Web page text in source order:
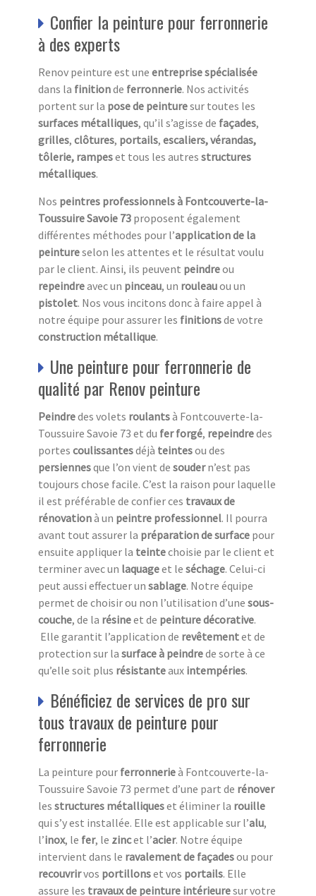
Confier la peinture pour ferronnerie
à des experts
Renov peinture est une entreprise spécialisée
dans la finitionde ferronnerie. Nos activités
portent sur la pose de peinturesur toutes les
surfaces métalliques, qu’il s’agisse de façades,
grilles, clôtures, portails, escaliers,vérandas,
tôlerie, rampeset tous les autres structures
métalliques.
Nos peintres professionnels à Fontcouverte-la-
Toussuire Savoie 73 proposent également
différentes méthodes pour l’application de la
peintureselon les attentes et le résultat voulu
par le client. Ainsi, ils peuvent peindreou
repeindreavec un pinceau, un rouleauou un
pistolet. Nos vous incitons donc à faire appel à
notre équipe pour assurer les finitionsde votre
construction métallique.
Une peinture pour ferronnerie de
qualité par Renov peinture
Peindredes volets roulantsà Fontcouverte-la-
Toussuire Savoie 73 et du fer forgé, repeindredes
portes coulissantesdéjà teintesou des
persiennesque l’on vient de soudern’est pas
toujours chose facile. C’est la raison pour laquelle
il est préférable de confier ces travaux de
rénovationà un peintre professionnel. Il pourra
avant tout assurer la préparation de surface pour
ensuite appliquer la teintechoisie par le client et
terminer avec un laquageet le séchage. Celui-ci
peut aussi effectuer un sablage. Notre équipe
permet de choisir ou non l’utilisation d’une sous-
couche, de la résineet de peinture décorative.
Elle garantit l’application de revêtementet de
protection sur la surface à peindrede sorte à ce
qu’elle soit plus résistanteaux intempéries.
Bénéficiez de services de pro sur
tous travaux de peinture pour
ferronnerie
La peinture pour ferronnerieà Fontcouverte-la-
Toussuire Savoie 73 permet d’une part de rénover
les structures métalliqueset éliminer la rouille
qui s’y est installée. Elle est applicable sur l’alu,
l’inox, le fer, le zincet l’acier. Notre équipe
intervient dans le ravalement de façadesou pour
recouvrirvos portillonset vos portails. Elle
assure les travaux de peinture intérieuresur votre